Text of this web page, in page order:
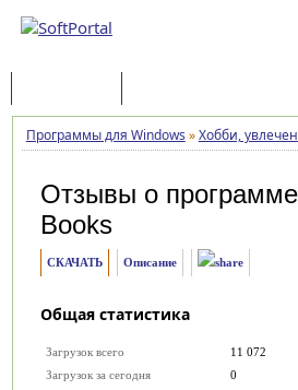
Программы для Windows »Хобби,
Отзывы о программе
Books
СКАЧАТЬ Описание
Общая статистика
Загрузок всего
11 072
Загрузок за сегодня
0